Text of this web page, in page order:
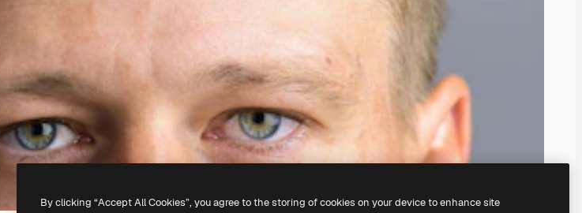
By clicking “Accept All Cookies”, you agree to the storing of cookies on your device to enhance site